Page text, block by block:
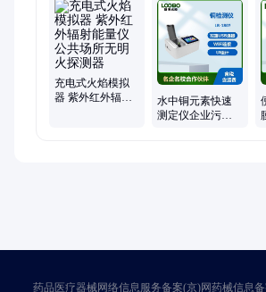
充电式火焰模拟
器 紫外红外辐射
水中铜元素快速
测定仪企业污水
药品医疗器械网络信息服务备案(京)网药械信息备